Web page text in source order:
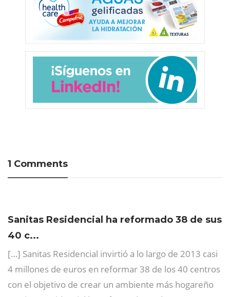
1 Comments
Sanitas Residencial ha reformado 38 de sus
40 c...
[…] Sanitas Residencial invirtió a lo largo de 2013 casi
4 millones de euros en reformar 38 de los 40 centros
con el objetivo de crear un ambiente más hogareño